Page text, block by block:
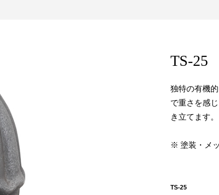
TS-25
独特の有機
で重さを感
き立てます。
※ 塗装・メ
TS-25